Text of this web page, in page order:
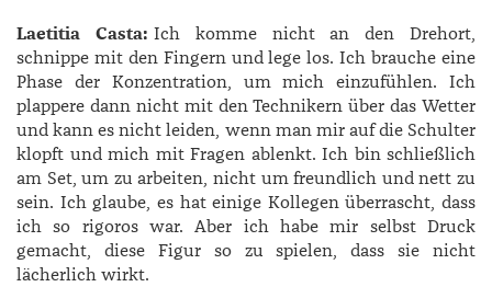
Laetitia Casta: Ich komme nicht an den Drehort,
schnippe mit den Fingern und lege los. Ich brauche eine
Phase der Konzentration, um mich einzufühlen. Ich
plappere dann nicht mit den Technikern über das Wetter
und kann es nicht leiden, wenn man mir auf die Schulter
klopft und mich mit Fragen ablenkt. Ich bin schließlich
am Set, um zu arbeiten, nicht um freundlich und nett zu
sein. Ich glaube, es hat einige Kollegen überrascht, dass
ich so rigoros war. Aber ich habe mir selbst Druck
gemacht, diese Figur so zu spielen, dass sie nicht
lächerlich wirkt.